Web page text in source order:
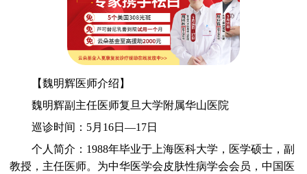
【魏明辉医师介绍】
魏明辉副主任医师复旦大学附属华山医院
巡诊时间：5月16日—17日
个人简介：1988年毕业于上海医科大学，医学硕士，副
教授，主任医师。为中华医学会皮肤性病学会会员，中国医